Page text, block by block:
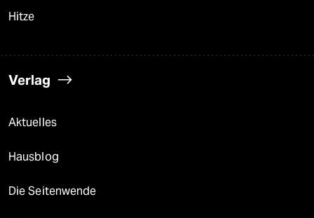
Hitze
Verlag
Aktuelles
Hausblog
Die Seitenwende